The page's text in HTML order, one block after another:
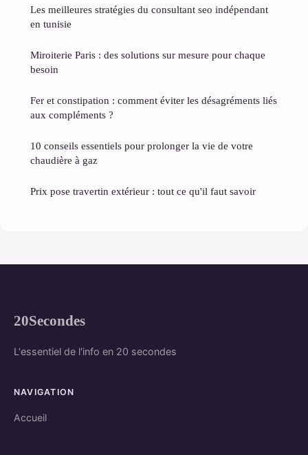
Les meilleures stratégies du consultant seo indépendant
en tunisie
Miroiterie Paris : des solutions sur mesure pour chaque
besoin
Fer et constipation : comment éviter les désagréments liés
aux compléments ?
10 conseils essentiels pour prolonger la vie de votre
chaudière à gaz
Prix pose travertin extérieur : tout ce qu'il faut savoir
20Secondes
L'essentiel de l'info en 20 secondes
NAVIGATION
Accueil